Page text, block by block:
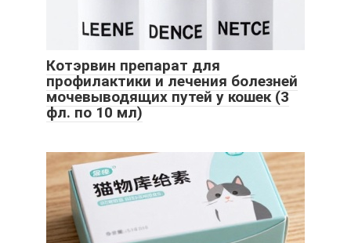
Котэрвин препарат для
профилактики и лечения болезней
мочевыводящих путей у кошек (3
фл. по 10 мл)